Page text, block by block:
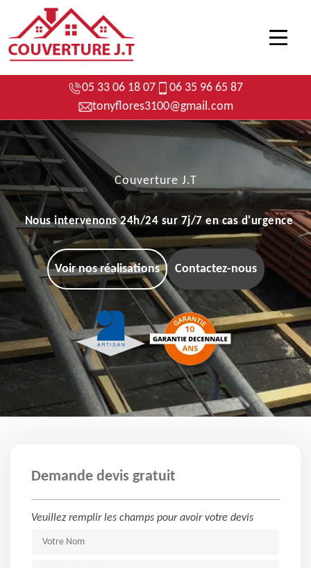
05 33 06 18 07
06 35 96 65 87
tonyflores3100@gmail.com
Couverture J.T
Nous intervenons 24h/24 sur 7j/7 en cas d'urgence
Voir nos réalisations Contactez-nous
Demande devis gratuit
Veuillez remplir les champs pour avoir votre devis